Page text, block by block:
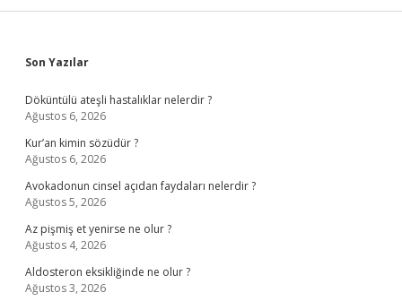
Sidebar
Son Yazılar
Döküntülü ateşli hastalıklar nelerdir ?
Ağustos 6, 2026
Kur’an kimin sözüdür ?
Ağustos 6, 2026
Avokadonun cinsel açıdan faydaları nelerdir ?
Ağustos 5, 2026
Az pişmiş et yenirse ne olur ?
Ağustos 4, 2026
Aldosteron eksikliğinde ne olur ?
Ağustos 3, 2026